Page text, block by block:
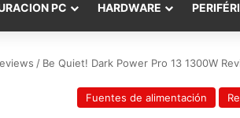
PC HARDWARE
/ Be Quiet! Dark Power Pro 13 1300W
Fuentes de alimentación